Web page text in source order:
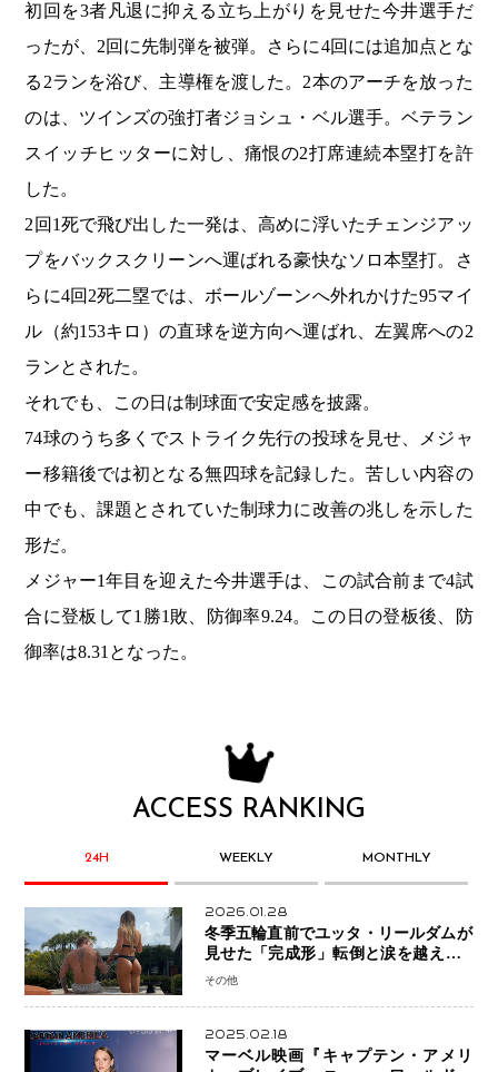
初回を3者凡退に抑える立ち上がりを見せた今井選手だ
ったが、2回に先制弾を被弾。さらに4回には追加点とな
る2ランを浴び、主導権を渡した。2本のアーチを放った
のは、ツインズの強打者ジョシュ・ベル選手。ベテラン
スイッチヒッターに対し、痛恨の2打席連続本塁打を許
した。
2回1死で飛び出した一発は、高めに浮いたチェンジアッ
プをバックスクリーンへ運ばれる豪快なソロ本塁打。さ
らに4回2死二塁では、ボールゾーンへ外れかけた95マイ
ル（約153キロ）の直球を逆方向へ運ばれ、左翼席への2
ランとされた。
それでも、この日は制球面で安定感を披露。
74球のうち多くでストライク先行の投球を見せ、メジャ
ー移籍後では初となる無四球を記録した。苦しい内容の
中でも、課題とされていた制球力に改善の兆しを示した
形だ。
メジャー1年目を迎えた今井選手は、この試合前まで4試
合に登板して1勝1敗、防御率9.24。この日の登板後、防
御率は8.31となった。
ACCESS RANKING
24H WEEKLY MONTHLY
2026.01.28
冬季五輪直前でユッタ・リールダムが
見せた「完成形」転倒と涙を越えて─
ミラノで金を狙うオランダ女王の現在
その他
2025.02.18
マーベル映画『キャプテン・アメリ